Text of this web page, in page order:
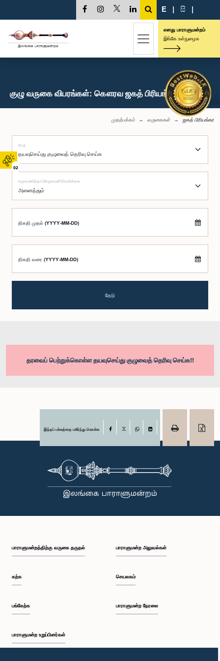
02
E | සි |
எனது பாராளுமன்றம்
இங்கே உள்நுழைக
குழு வருகை விபரங்கள்: கௌரவ ஜகத் பிரியங்கர, பா.உ.
முதற்பக்கம் வருகைகள் ஜகத் பிரியங்கர
குழு
சமூகமளித்தார்/சமூகமளிக்கவில்லை
திகதி முதல் (YYYY-MM-DD)
திகதி வரை (YYYY-MM-DD)
தேடு
தரவைப் பெற்றுக்கொள்ள தயவுசெய்து குழுவைத் தெரிவு செய்க!!
இந்தப் பக்கத்தை பகிர்ந்து கொள்க Facebook
பாராளுமன்றத்திற்கு வருகை தருதல்
கற்க
பங்கேற்க
பாராளுமன்ற உறுப்பினர்கள்
பாராளுமன்ற அலுவல்கள்
செயலகம்
பாராளுமன்ற நேரலை